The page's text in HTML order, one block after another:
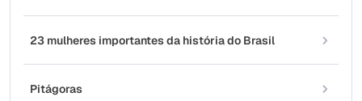
23 mulheres importantes da história do Brasil
Pitágoras